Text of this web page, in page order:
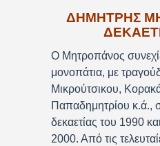
ΔΗΜΗΤΡΗΣ
Ο Μητροπάνος
μονοπάτια, με
Μικρούτσικου,
Παπαδημητρίου κ.ά.,
δεκαετίας του 1990
2000. Από τις